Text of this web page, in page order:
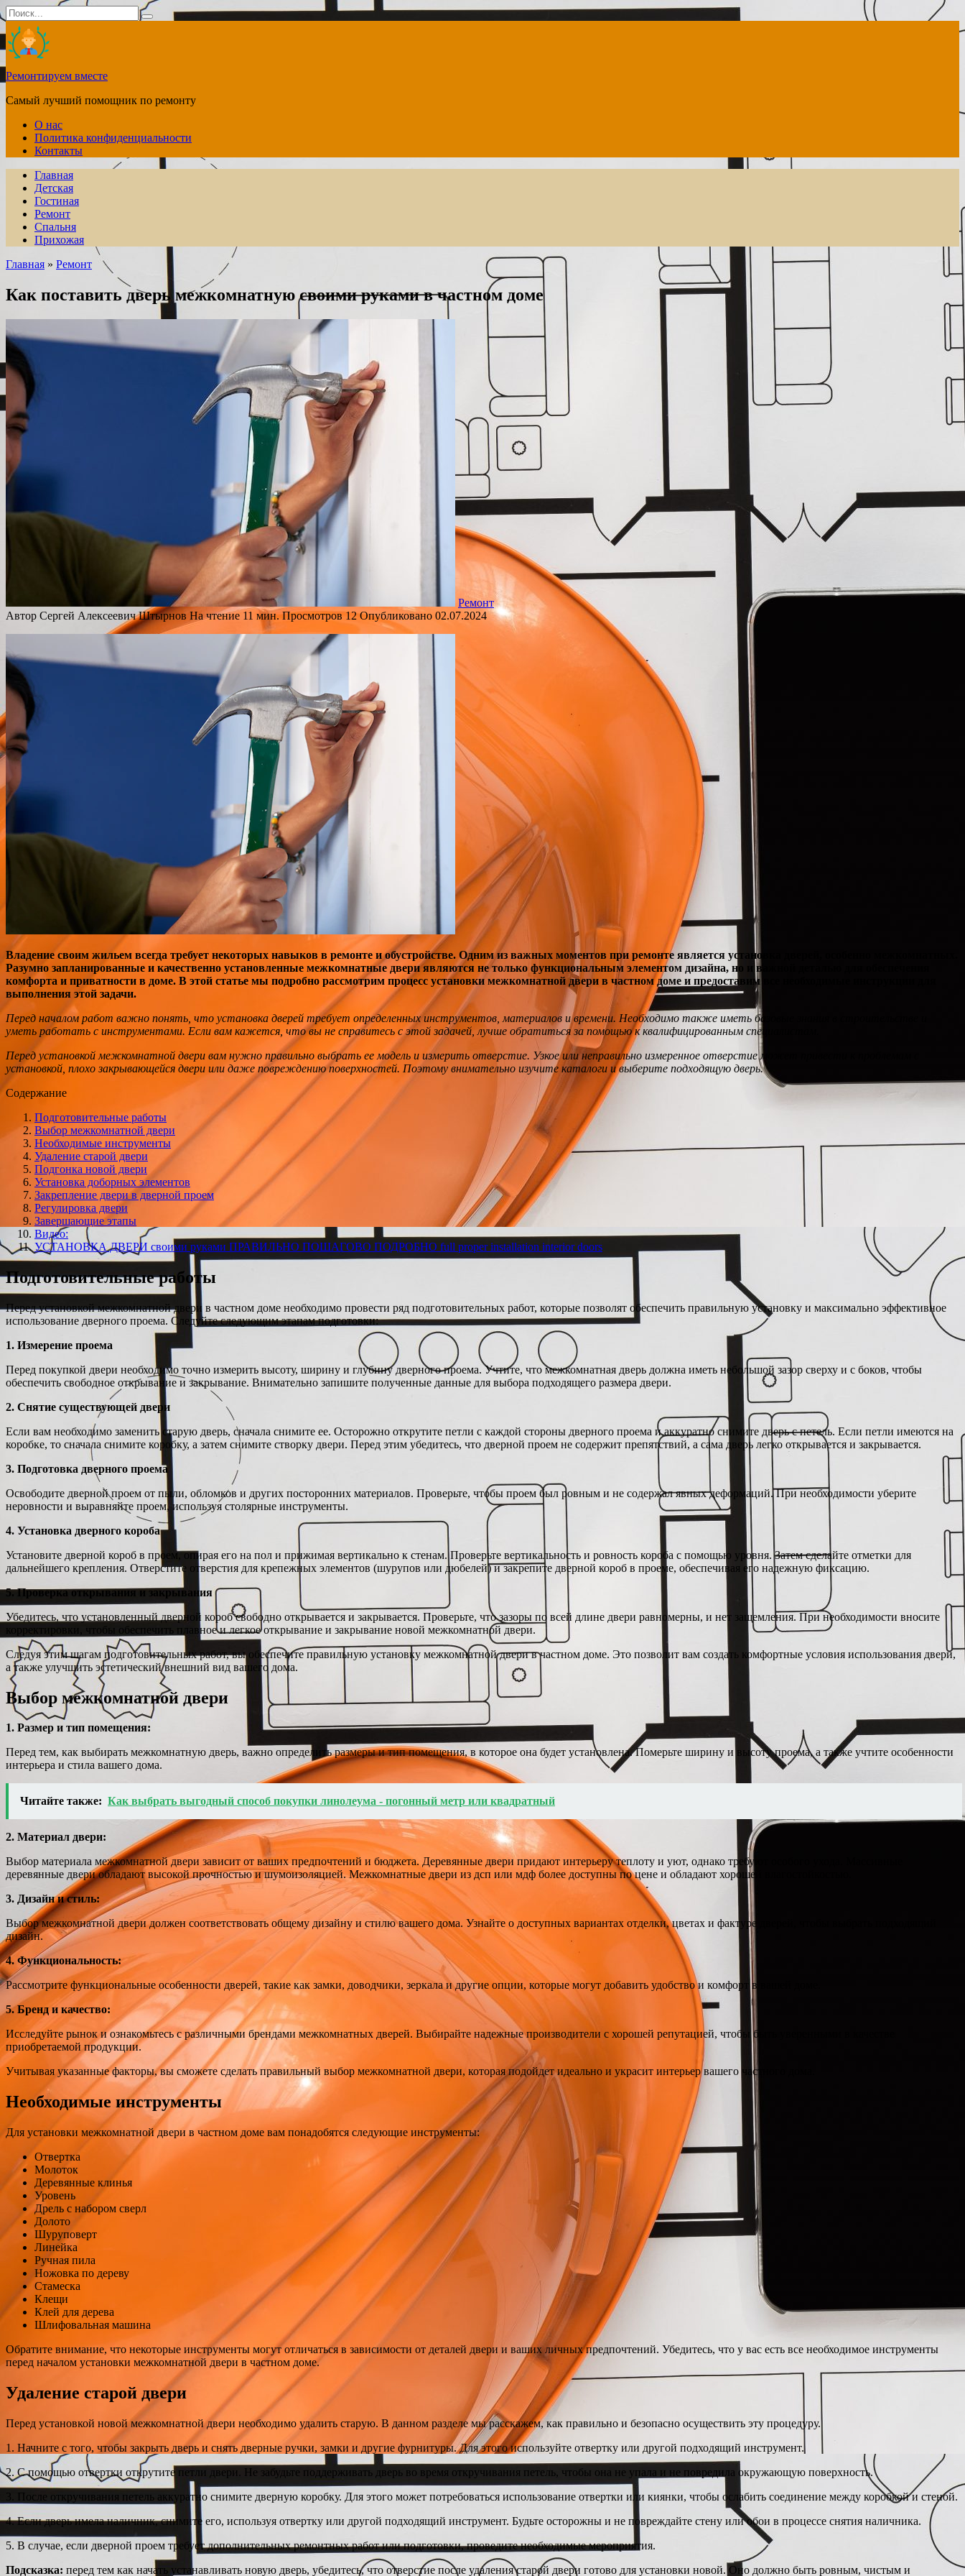
Перейти
к
содержанию
Search
for:
Ремонтируем вместе
Самый лучший помощник по ремонту
О нас
Политика конфиденциальности
Контакты
Главная
Детская
Гостиная
Ремонт
Спальня
Прихожая
Главная » Ремонт
Как поставить дверь межкомнатную своими руками в частном доме
Ремонт
Автор Сергей Алексеевич Штырнов На чтение 11 мин. Просмотров 12 Опубликовано 02.07.2024
Владение своим жильем всегда требует некоторых навыков в ремонте и обустройстве. Одним из важных моментов при ремонте является установка дверей, особенно межкомнатных.
Разумно запланированные и качественно установленные межкомнатные двери являются не только функциональным элементом дизайна, но и важной деталью для обеспечения
комфорта и приватности в доме. В этой статье мы подробно рассмотрим процесс установки межкомнатной двери в частном доме и предоставим все необходимые инструкции для
выполнения этой задачи.
Перед началом работ важно понять, что установка дверей требует определенных инструментов, материалов и времени. Необходимо также иметь базовые знания в строительстве и
уметь работать с инструментами. Если вам кажется, что вы не справитесь с этой задачей, лучше обратиться за помощью к квалифицированным специалистам.
Перед установкой межкомнатной двери вам нужно правильно выбрать ее модель и измерить отверстие. Узкое или неправильно измеренное отверстие может привести к проблемам с
установкой, плохо закрывающейся двери или даже повреждению поверхностей. Поэтому внимательно изучите каталоги и выберите подходящую дверь.
Содержание
Подготовительные работы
Выбор межкомнатной двери
Необходимые инструменты
Удаление старой двери
Подгонка новой двери
Установка доборных элементов
Закрепление двери в дверной проем
Регулировка двери
Завершающие этапы
Видео:
УСТАНОВКА ДВЕРИ своими руками ПРАВИЛЬНО ПОШАГОВО ПОДРОБНО full proper installation interior doors
Подготовительные работы
Перед установкой межкомнатной двери в частном доме необходимо провести ряд подготовительных работ, которые позволят обеспечить правильную установку и максимально эффективное
использование дверного проема. Следуйте следующим этапам подготовки:
1. Измерение проема
Перед покупкой двери необходимо точно измерить высоту, ширину и глубину дверного проема. Учтите, что межкомнатная дверь должна иметь небольшой зазор сверху и с боков, чтобы
обеспечить свободное открывание и закрывание. Внимательно запишите полученные данные для выбора подходящего размера двери.
2. Снятие существующей двери
Если вам необходимо заменить старую дверь, сначала снимите ее. Осторожно открутите петли с каждой стороны дверного проема и аккуратно снимите дверь с петель. Если петли имеются на
коробке, то сначала снимите коробку, а затем снимите створку двери. Перед этим убедитесь, что дверной проем не содержит препятствий, а сама дверь легко открывается и закрывается.
3. Подготовка дверного проема
Освободите дверной проем от пыли, обломков и других посторонних материалов. Проверьте, чтобы проем был ровным и не содержал явных деформаций. При необходимости уберите
неровности и выравняйте проем, используя столярные инструменты.
4. Установка дверного короба
Установите дверной короб в проем, опирая его на пол и прижимая вертикально к стенам. Проверьте вертикальность и ровность короба с помощью уровня. Затем сделайте отметки для
дальнейшего крепления. Отверстите отверстия для крепежных элементов (шурупов или дюбелей) и закрепите дверной короб в проеме, обеспечивая его надежную фиксацию.
5. Проверка открывания и закрывания
Убедитесь, что установленный дверной короб свободно открывается и закрывается. Проверьте, что зазоры по всей длине двери равномерны, и нет защемления. При необходимости вносите
корректировки, чтобы обеспечить плавное и легкое открывание и закрывание новой межкомнатной двери.
Следуя этим шагам подготовительных работ, вы обеспечите правильную установку межкомнатной двери в частном доме. Это позволит вам создать комфортные условия использования двери,
а также улучшить эстетический внешний вид вашего дома.
Выбор межкомнатной двери
1. Размер и тип помещения:
Перед тем, как выбирать межкомнатную дверь, важно определить размеры и тип помещения, в которое она будет установлена. Померьте ширину и высоту проема, а также учтите особенности
интерьера и стила вашего дома.
Читайте также: Как выбрать выгодный способ покупки линолеума - погонный метр или квадратный
2. Материал двери:
Выбор материала межкомнатной двери зависит от ваших предпочтений и бюджета. Деревянные двери придают интерьеру теплоту и уют, однако требуют особого ухода. Массивные
деревянные двери обладают высокой прочностью и шумоизоляцией. Межкомнатные двери из дсп или мдф более доступны по цене и обладают хорошей влагостойкостью.
3. Дизайн и стиль:
Выбор межкомнатной двери должен соответствовать общему дизайну и стилю вашего дома. Узнайте о доступных вариантах отделки, цветах и фактуре дверей, чтобы выбрать подходящий
дизайн.
4. Функциональность:
Рассмотрите функциональные особенности дверей, такие как замки, доводчики, зеркала и другие опции, которые могут добавить удобство и комфорт в вашей доме.
5. Бренд и качество:
Исследуйте рынок и ознакомьтесь с различными брендами межкомнатных дверей. Выбирайте надежные производители с хорошей репутацией, чтобы быть уверенными в качестве
приобретаемой продукции.
Учитывая указанные факторы, вы сможете сделать правильный выбор межкомнатной двери, которая подойдет идеально и украсит интерьер вашего частного дома.
Необходимые инструменты
Для установки межкомнатной двери в частном доме вам понадобятся следующие инструменты:
Отвертка
Молоток
Деревянные клинья
Уровень
Дрель с набором сверл
Долото
Шуруповерт
Линейка
Ручная пила
Ножовка по дереву
Стамеска
Клещи
Клей для дерева
Шлифовальная машина
Обратите внимание, что некоторые инструменты могут отличаться в зависимости от деталей двери и ваших личных предпочтений. Убедитесь, что у вас есть все необходимое инструменты
перед началом установки межкомнатной двери в частном доме.
Удаление старой двери
Перед установкой новой межкомнатной двери необходимо удалить старую. В данном разделе мы расскажем, как правильно и безопасно осуществить эту процедуру.
1. Начните с того, чтобы закрыть дверь и снять дверные ручки, замки и другие фурнитуры. Для этого используйте отвертку или другой подходящий инструмент.
2. С помощью отвертки открутите петли двери. Не забудьте поддерживать дверь во время откручивания петель, чтобы она не упала и не повредила окружающую поверхность.
3. После откручивания петель аккуратно снимите дверную коробку. Для этого может потребоваться использование отвертки или киянки, чтобы ослабить соединение между коробкой и стеной.
4. Если дверь имела наличник, снимите его, используя отвертку или другой подходящий инструмент. Будьте осторожны и не повреждайте стену или обои в процессе снятия наличника.
5. В случае, если дверной проем требует дополнительных ремонтных работ или подготовки, проведите необходимые мероприятия.
Подсказка: перед тем как начать устанавливать новую дверь, убедитесь, что отверстие после удаления старой двери готово для установки новой. Оно должно быть ровным, чистым и